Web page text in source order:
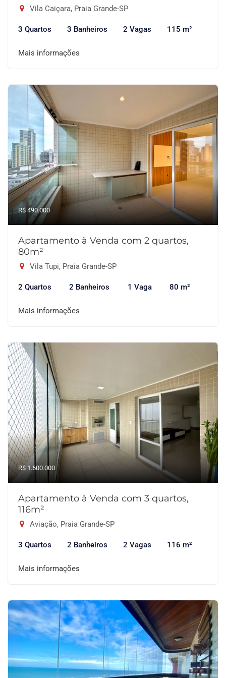
Vila Caiçara, Praia Grande-SP
3 Quartos 3 Banheiros 2 Vagas 115 m²
Mais informações
R$ 490.000
Apartamento à Venda com 2 quartos,
80m²
Vila Tupi, Praia Grande-SP
2 Quartos 2 Banheiros 1 Vaga 80 m²
Mais informações
R$ 1.600.000
Apartamento à Venda com 3 quartos,
116m²
Aviação, Praia Grande-SP
3 Quartos 2 Banheiros 2 Vagas 116 m²
Mais informações